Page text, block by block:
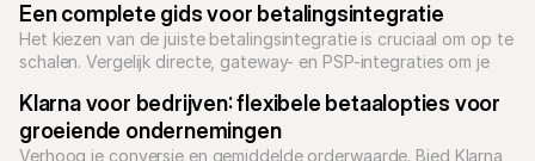
Een complete gids voor betalingsintegratie
Het kiezen van de juiste betalingsintegratie is cruciaal om op te
schalen. Vergelijk directe, gateway- en PSP-integraties om je
Klarna voor bedrijven: flexibele betaalopties voor
groeiende ondernemingen
Verhoog je conversie en gemiddelde orderwaarde. Bied Klarna